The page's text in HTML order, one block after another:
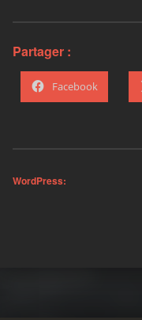
Partager :
Facebook
WordPress: